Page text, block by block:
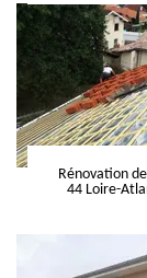
Rénovation
44 Loire-